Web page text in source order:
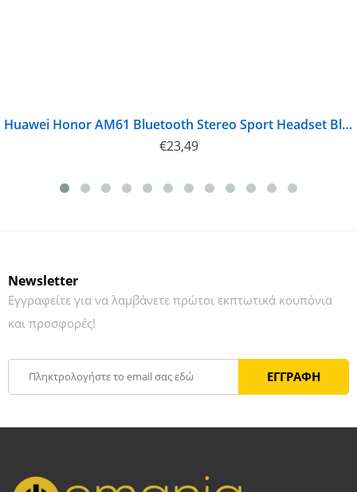
Huawei Honor AM61 Bluetooth Stereo Sport Headset BlackEU Blister
€23,49
Newsletter
Εγγραφείτε για να λαμβάνετε πρώτοι εκπτωτικά κουπόνια
και προσφορές!